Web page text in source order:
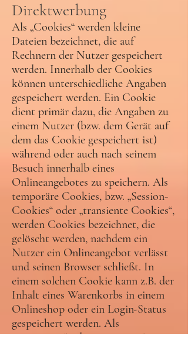
Direktwerbung
Als „Cookies“ werden kleine
Dateien bezeichnet, die auf
Rechnern der Nutzer gespeichert
werden. Innerhalb der Cookies
können unterschiedliche Angaben
gespeichert werden. Ein Cookie
dient primär dazu, die Angaben zu
einem Nutzer (bzw. dem Gerät auf
dem das Cookie gespeichert ist)
während oder auch nach seinem
Besuch innerhalb eines
Onlineangebotes zu speichern. Als
temporäre Cookies, bzw. „Session-
Cookies“ oder „transiente Cookies“,
werden Cookies bezeichnet, die
gelöscht werden, nachdem ein
Nutzer ein Onlineangebot verlässt
und seinen Browser schließt. In
einem solchen Cookie kann z.B. der
Inhalt eines Warenkorbs in einem
Onlineshop oder ein Login-Status
gespeichert werden. Als
„permanent“ oder „persistent“